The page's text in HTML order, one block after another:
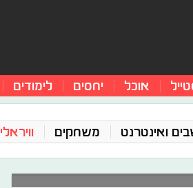
אוכל יחסים לימודים
ואינטרנט משחקים וויראלי